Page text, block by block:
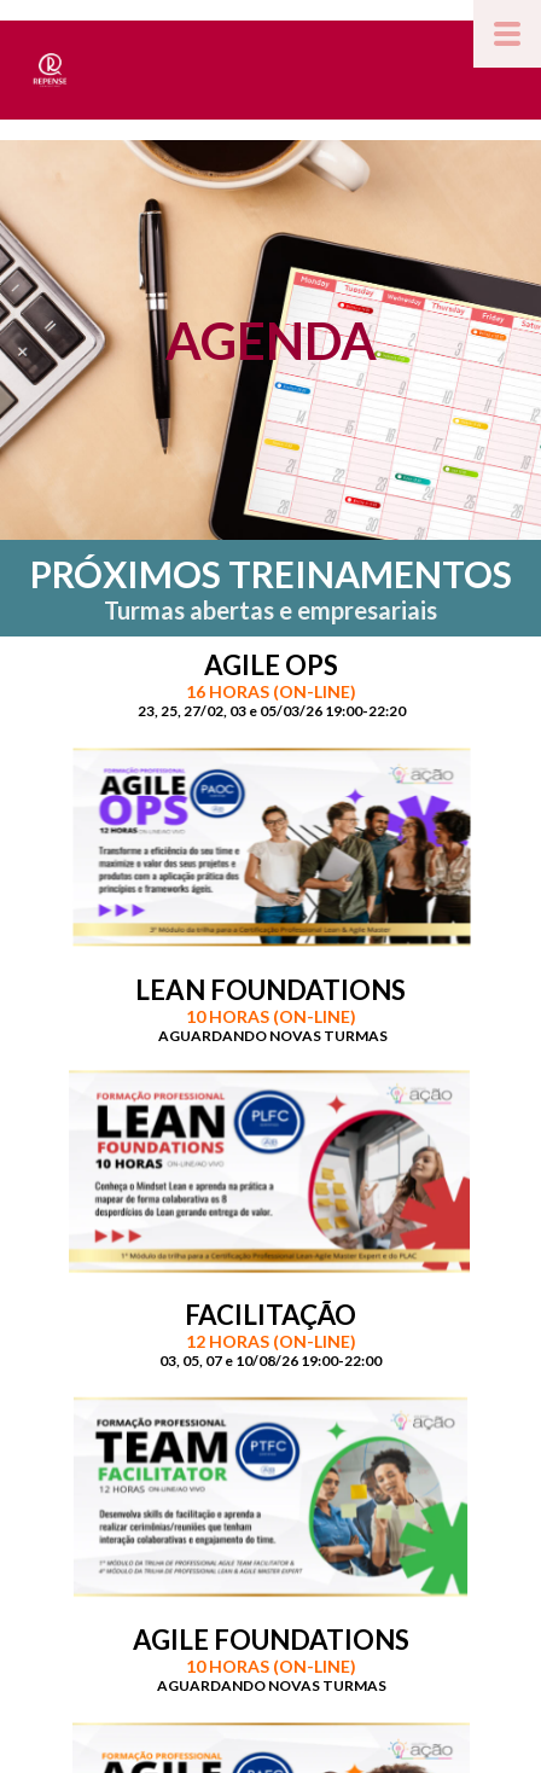
AGENDA
PRÓXIMOS TREINAMENTOS
Turmas abertas e empresariais
AGILE OPS
16 HORAS (ON-LINE)
23, 25, 27/02, 03 e 05/03/26 19:00-22:20
LEAN FOUNDATIONS
10 HORAS (ON-LINE)
AGUARDANDO NOVAS TURMAS
FACILITAÇÃO
12 HORAS (ON-LINE)
03, 05, 07 e 10/08/26 19:00-22:00
AGILE FOUNDATIONS
10 HORAS (ON-LINE)
AGUARDANDO NOVAS TURMAS